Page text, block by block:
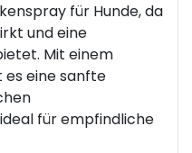
für Hunde, da
und eine
Mit einem
es eine sanfte
für empfindliche